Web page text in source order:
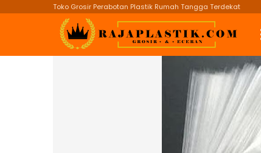
Toko Grosir Perabotan Plastik Rumah Tangga Terdekat